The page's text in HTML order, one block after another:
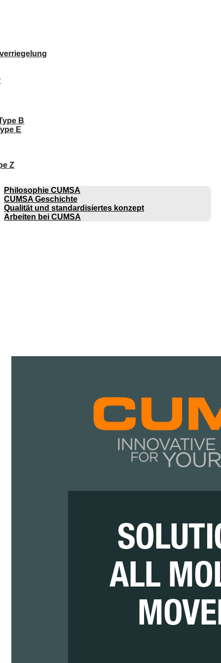
B
E
Z
Philosophie CUMSA
CUMSA Geschichte
Qualität und standardisiertes konzept
Arbeiten bei CUMSA